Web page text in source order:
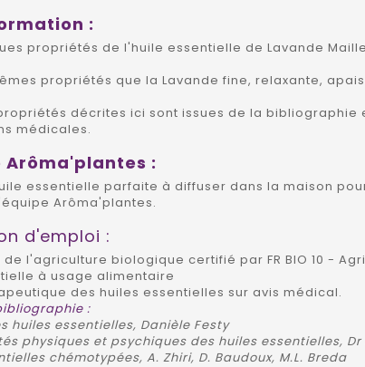
:
propriétés de l'huile essentielle de Lavande
propriétés que la Lavande fine, relaxante,
décrites ici sont issues de la
médicales.
Arôma'plantes :
essentielle parfaite à diffuser dans la maison
Arôma'plantes.
d'emploi :
de l'agriculture biologique certifié par FR BIO 10 -
à usage alimentaire
des huiles essentielles sur avis médical.
:
huiles essentielles, Danièle Festy
physiques et psychiques des huiles essentielles, Dr
chémotypées, A. Zhiri, D. Baudoux, M.L. Breda